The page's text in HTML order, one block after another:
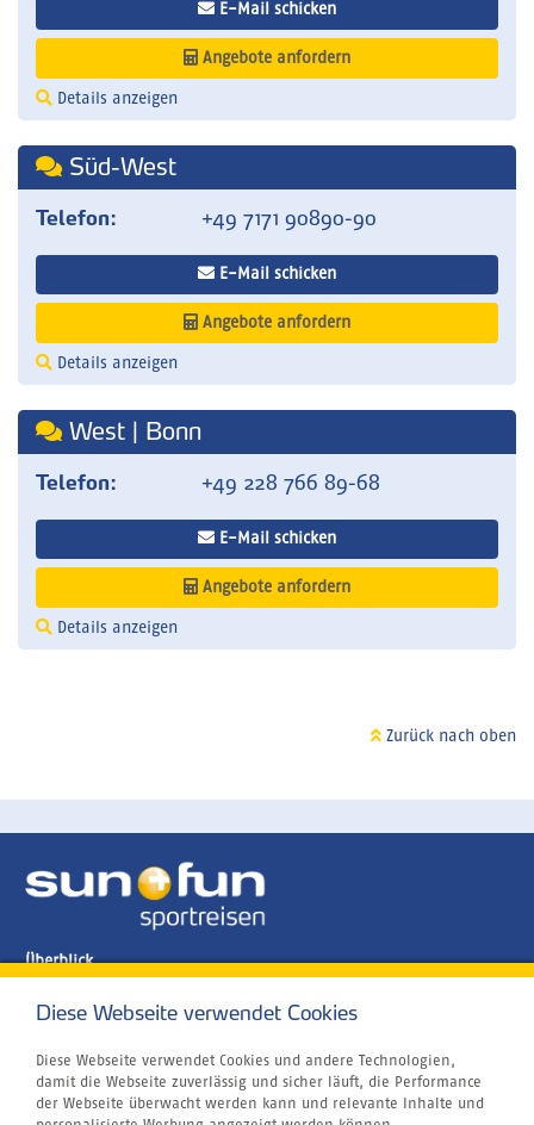
E-Mail schicken
Angebote anfordern
Details anzeigen
Süd-West
Telefon: +49 7171 90890-90
E-Mail schicken
Angebote anfordern
Details anzeigen
West | Bonn
Telefon: +49 228 766 89-68
E-Mail schicken
Angebote anfordern
Details anzeigen
Zurück nach oben
Überblick
Kiten
Windsurfen
Wingfoilen
Skisafaris
Diese Webseite verwendet Cookies
Diese Webseite verwendet Cookies und andere Technologien,
damit die Webseite zuverlässig und sicher läuft, die Performance
der Webseite überwacht werden kann und relevante Inhalte und